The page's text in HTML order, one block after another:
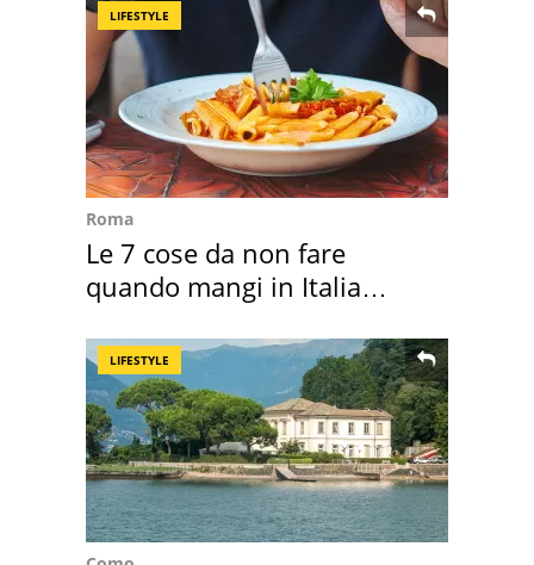
LIFESTYLE
Roma
Le 7 cose da non fare
quando mangi in Italia
LIFESTYLE